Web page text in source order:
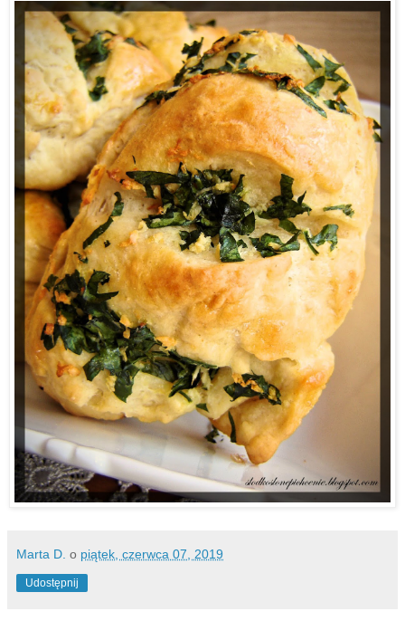
Marta D. o piątek, czerwca 07, 2019
Udostępnij